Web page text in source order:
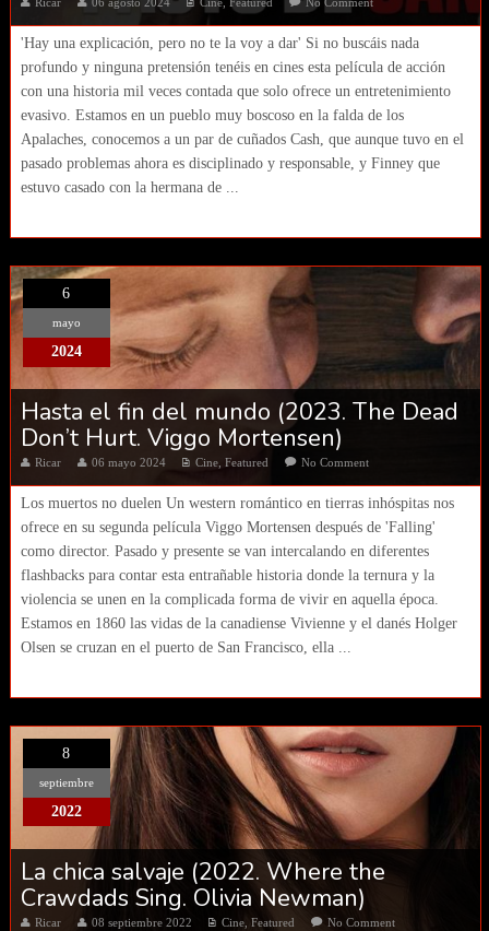
'Hay una explicación, pero no te la voy a dar' Si no buscáis nada
profundo y ninguna pretensión tenéis en cines esta película de acción
con una historia mil veces contada que solo ofrece un entretenimiento
evasivo. Estamos en un pueblo muy boscoso en la falda de los
Apalaches, conocemos a un par de cuñados Cash, que aunque tuvo en el
pasado problemas ahora es disciplinado y responsable, y Finney que
estuvo casado con la hermana de ...
6
mayo
2024
Hasta el fin del mundo (2023. The Dead
Don’t Hurt. Viggo Mortensen)
Ricar 06 mayo 2024 Cine, Featured No Comment
Los muertos no duelen Un western romántico en tierras inhóspitas nos
ofrece en su segunda película Viggo Mortensen después de 'Falling'
como director. Pasado y presente se van intercalando en diferentes
flashbacks para contar esta entrañable historia donde la ternura y la
violencia se unen en la complicada forma de vivir en aquella época.
Estamos en 1860 las vidas de la canadiense Vivienne y el danés Holger
Olsen se cruzan en el puerto de San Francisco, ella ...
8
septiembre
2022
La chica salvaje (2022. Where the
Crawdads Sing. Olivia Newman)
Ricar 08 septiembre 2022 Cine, Featured No Comment